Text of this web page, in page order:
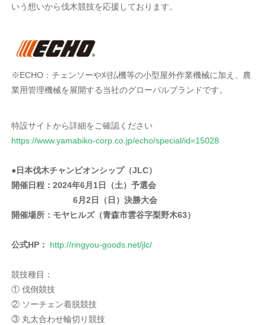
いう想いから伐木競技を応援しております。
※ECHO：チェンソーや刈払機等の小型屋外作業機械に加え、農
業用管理機械を展開する当社のグローバルブランドです。
特設サイトから詳細をご確認ください
https://www.yamabiko-corp.co.jp/echo/special/id=15028
●日本伐木チャンピオンシップ（JLC）
開催日程：2024年6月1日（土）予選会
6月2日（日）決勝大会
開催場所：モヤヒルズ（青森市雲谷字梨野木63）
公式HP： http://ringyou-goods.net/jlc/
競技種目：
① 伐倒競技
② ソーチェン着脱競技
③ 丸太合わせ輪切り競技